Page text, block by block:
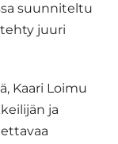
suunniteltu
juuri
Kaari Loimu
ja